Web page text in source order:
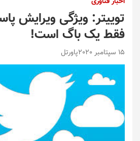
توییتر: ویژگی ویرایش
فقط یک باگ است!
15 سپتامبر 2020 پاورتل